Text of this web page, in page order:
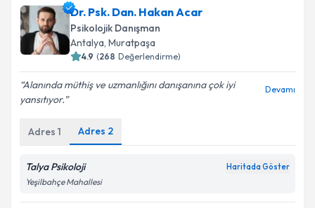
bilgilendireceğiz.
E-posta Adresiniz
Kişisel verilerimin işlenmesine ilişkin
kapsamda işlenmesini kabul ediyorum.
Takvim Talebini Gönder
Dr. Psk. Dan. Hakan Acar
Psikolojik Danışman
Antalya, Muratpaşa
4.9 (268 Değerlendirme)
Alanında müthiş ve uzmanlığını danışanına çok iyi
yansıtıyor.
Devamı
Adres 1 Adres 2
Talya Psikoloji Haritada Göster
Yeşilbahçe Mahallesi